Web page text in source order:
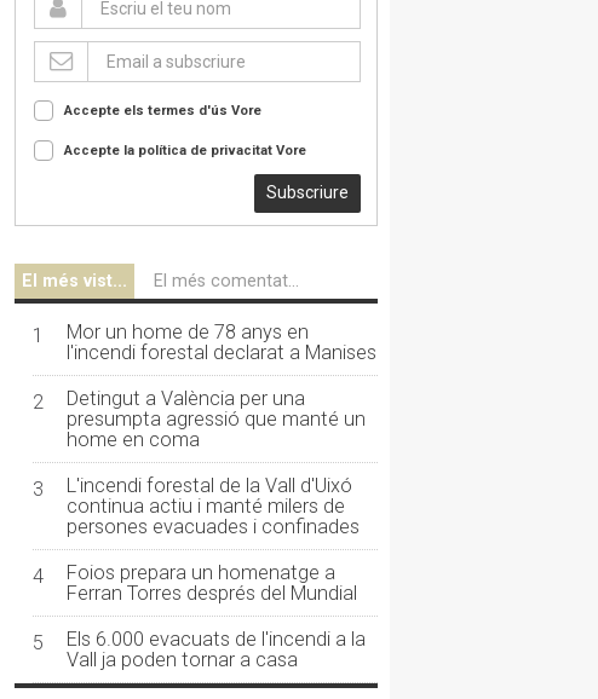
Accepte els termes d'ús Vore
Accepte la política de privacitat Vore
Subscriure
El més vist... El més comentat...
1
Mor un home de 78 anys en
l'incendi forestal declarat a Manises
2
Detingut a València per una
presumpta agressió que manté un
home en coma
3
L'incendi forestal de la Vall d'Uixó
continua actiu i manté milers de
persones evacuades i confinades
4
Foios prepara un homenatge a
Ferran Torres després del Mundial
5
Els 6.000 evacuats de l'incendi a la
Vall ja poden tornar a casa